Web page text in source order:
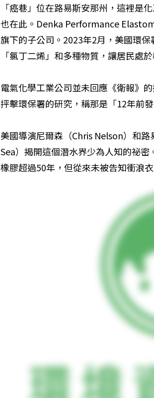
「癌巷」位在路易斯安那州，這裡是
也在此。Denka Performance
旗下的子公司。2023年2月，美國環
「氯丁二烯」和多種物質，讓居民處
電氣化學工業公司並未回應《衛報》
抨擊環保署的研究，稱那是「12年前
美國導演尼爾森（Chris Nelson）和
Sea）揭開這個潛水界少為人知的祕
橡膠超過50年，但從來未被告知衝浪